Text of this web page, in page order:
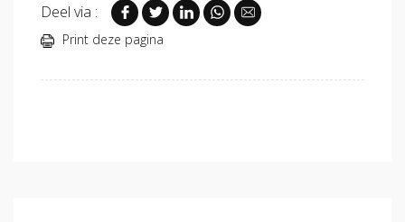
Deel via :
Print deze pagina